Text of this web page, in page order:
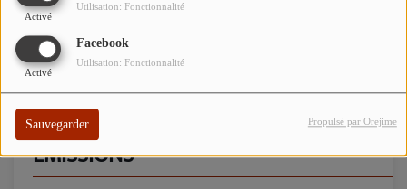
Activé
Utilisation: Fonctionnalité
Facebook
Activé
Utilisation: Fonctionnalité
Sauvegarder Propulsé par Orejime
EMISSIONS